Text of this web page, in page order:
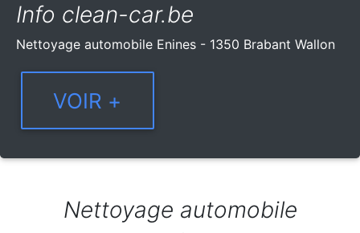
Info clean-car.be
Nettoyage automobile Enines - 1350 Brabant Wallon
Nettoyage automobile